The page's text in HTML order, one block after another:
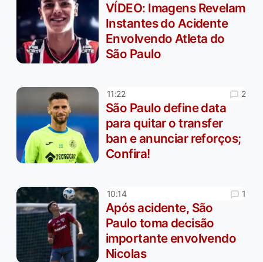
VÍDEO: Imagens Revelam
Instantes do Acidente
Envolvendo Atleta do
São Paulo
11:22 2
São Paulo define data
para quitar o transfer
ban e anunciar reforços;
Confira!
10:14 1
Após acidente, São
Paulo toma decisão
importante envolvendo
Nicolas